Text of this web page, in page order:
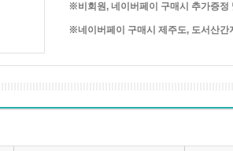
※비회원, 네이버페이 구매시 추가증정
※네이버페이 구매시 제주도, 도서산간